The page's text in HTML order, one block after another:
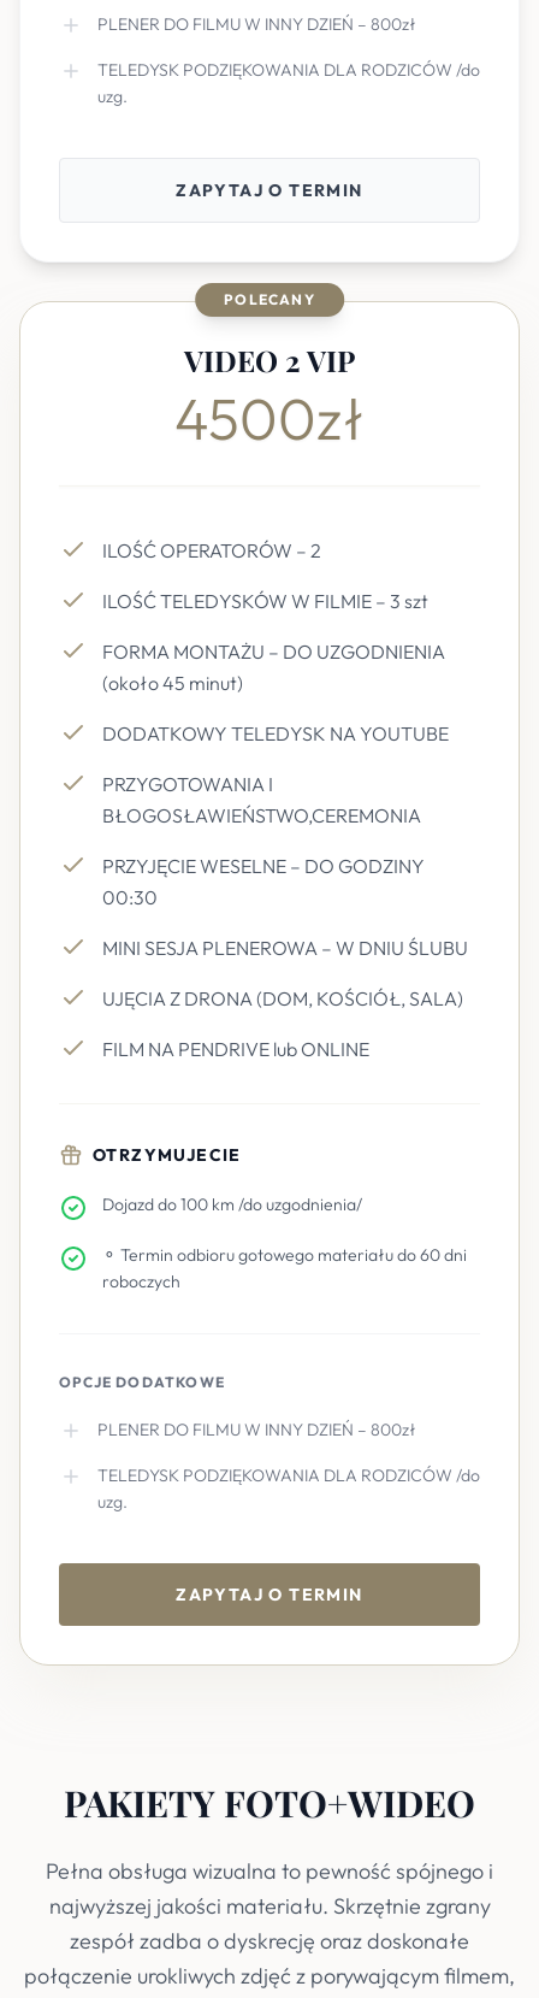
PLENER DO FILMU W INNY DZIEŃ – 800zł
TELEDYSK PODZIĘKOWANIA DLA RODZICÓW /do
uzg.
ZAPYTAJ O TERMIN
POLECANY
VIDEO 2 VIP
4500zł
ILOŚĆ OPERATORÓW – 2
ILOŚĆ TELEDYSKÓW W FILMIE – 3 szt
FORMA MONTAŻU – DO UZGODNIENIA
(około 45 minut)
DODATKOWY TELEDYSK NA YOUTUBE
PRZYGOTOWANIA I
BŁOGOSŁAWIEŃSTWO,CEREMONIA
PRZYJĘCIE WESELNE – DO GODZINY
00:30
MINI SESJA PLENEROWA – W DNIU ŚLUBU
UJĘCIA Z DRONA (DOM, KOŚCIÓŁ, SALA)
FILM NA PENDRIVE lub ONLINE
OTRZYMUJECIE
Dojazd do 100 km /do uzgodnienia/
⚬ Termin odbioru gotowego materiału do 60 dni
roboczych
OPCJE DODATKOWE
PLENER DO FILMU W INNY DZIEŃ – 800zł
TELEDYSK PODZIĘKOWANIA DLA RODZICÓW /do
uzg.
ZAPYTAJ O TERMIN
PAKIETY FOTO+WIDEO
Pełna obsługa wizualna to pewność spójnego i
najwyższej jakości materiału. Skrzętnie zgrany
zespół zadba o dyskrecję oraz doskonałe
połączenie urokliwych zdjęć z porywającym filmem,